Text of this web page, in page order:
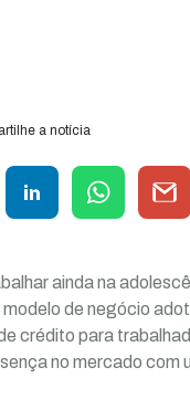
a notícia
ainda na
de negócio
crédito para
no mercado com